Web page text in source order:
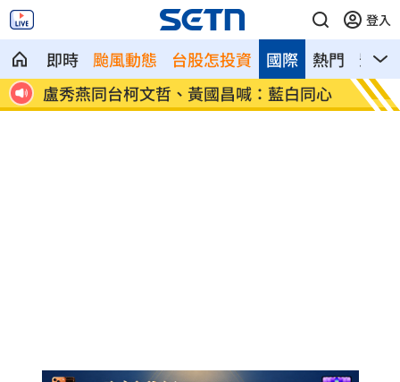
登入
即時 颱風動態 台股怎投資 熱門 影音
國際
哭
盧秀燕同台柯文哲、黃國昌喊：藍白同心
慈濟
圾」